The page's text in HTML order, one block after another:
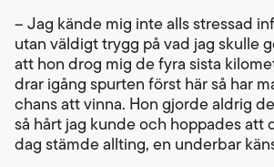
– Jag kände mig inte alls stressad
utan väldigt trygg på vad jag skulle
att hon drog mig de fyra sista
drar igång spurten först här så har
chans att vinna. Hon gjorde aldrig
så hårt jag kunde och hoppades att
dag stämde allting, en underbar